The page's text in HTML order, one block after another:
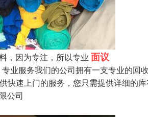
，因为专注，所以专业 面议
业服务我们的公司拥有一支专业的
快速上门的服务，您只需提供详细的
公司